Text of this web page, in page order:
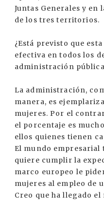
Juntas Generales y en
de los tres territorios.
¿Está previsto que
efectiva en todos los
administración
La administración,
manera, es
mujeres. Por el
el porcentaje es
ellos quienes tienen
El mundo empresarial
quiere cumplir la
marco europeo le
mujeres al empleo de
Creo que ha llegado